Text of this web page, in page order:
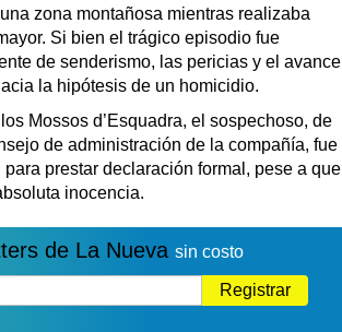
de urgencia
zona montañosa mientras realizaba
Si bien el trágico episodio fue
de senderismo, las pericias y el avance
la hipótesis de un homicidio.
Mossos d’Esquadra, el sospechoso, de
de administración de la compañía, fue
prestar declaración formal, pese a que
inocencia.
de La Nueva sin costo
Registrar